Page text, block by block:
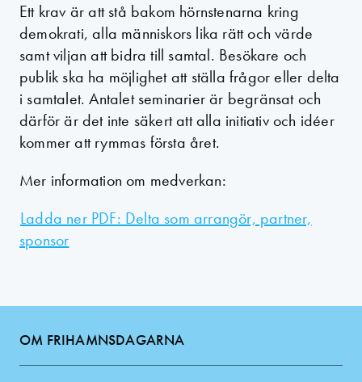
Ett krav är att stå bakom hörnstenarna kring
demokrati, alla människors lika rätt och värde
samt viljan att bidra till samtal. Besökare och
publik ska ha möjlighet att ställa frågor eller delta
i samtalet. Antalet seminarier är begränsat och
därför är det inte säkert att alla initiativ och idéer
kommer att rymmas första året.
Mer information om medverkan:
Ladda ner PDF: Delta som arrangör, partner,
sponsor
OM FRIHAMNSDAGARNA